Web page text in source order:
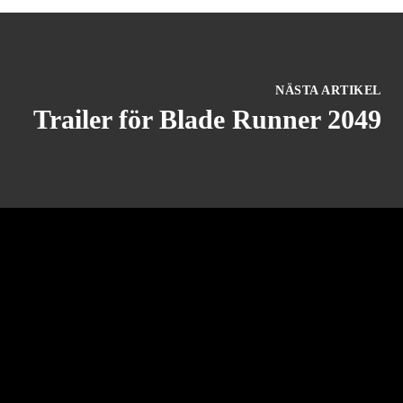
NÄSTA ARTIKEL
Trailer för Blade Runner 2049